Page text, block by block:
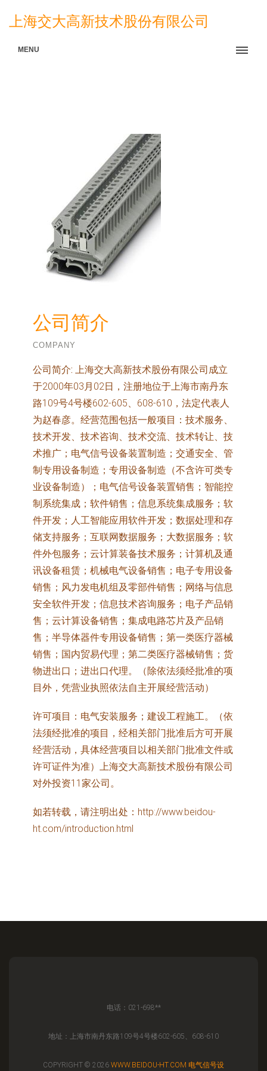
上海交大高新技术股份有限公司
MENU
公司简介
COMPANY
公司简介: 上海交大高新技术股份有限公司成立
于2000年03月02日，注册地位于上海市南丹东
路109号4号楼602-605、608-610，法定代表人
为赵春彦。经营范围包括一般项目：技术服务、
技术开发、技术咨询、技术交流、技术转让、技
术推广；电气信号设备装置制造；交通安全、管
制专用设备制造；专用设备制造（不含许可类专
业设备制造）；电气信号设备装置销售；智能控
制系统集成；软件销售；信息系统集成服务；软
件开发；人工智能应用软件开发；数据处理和存
储支持服务；互联网数据服务；大数据服务；软
件外包服务；云计算装备技术服务；计算机及通
讯设备租赁；机械电气设备销售；电子专用设备
销售；风力发电机组及零部件销售；网络与信息
安全软件开发；信息技术咨询服务；电子产品销
售；云计算设备销售；集成电路芯片及产品销
售；半导体器件专用设备销售；第一类医疗器械
销售；国内贸易代理；第二类医疗器械销售；货
物进出口；进出口代理。（除依法须经批准的项
目外，凭营业执照依法自主开展经营活动）
许可项目：电气安装服务；建设工程施工。（依
法须经批准的项目，经相关部门批准后方可开展
经营活动，具体经营项目以相关部门批准文件或
许可证件为准）上海交大高新技术股份有限公司
对外投资11家公司。
如若转载，请注明出处：http://www.beidou-
ht.com/introduction.html
电话：021-698**
地址：上海市南丹东路109号4号楼602-605、608-610
COPYRIGHT © 2026 WWW.BEIDOU-HT.COM 电气信号设